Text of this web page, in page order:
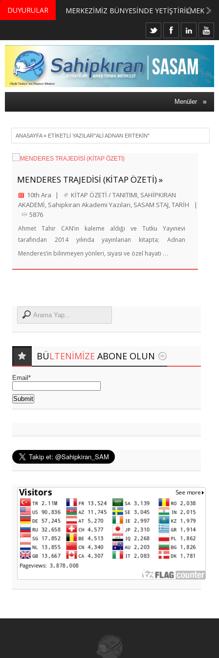
DUYURULAR MERKEZİMİZ BÜNYESİNDE YETİŞTİRİLMEK ÜZERE GÖNÜLLÜ ÜLKE MASASI UZMANI VE UZMAN ADAYLARI ARIYORUZ
Menüler ≡
ANASAYFA» ETIKETLI YAZILAR"ALI ADNAN ERTEKIN"
MENDERES TRAJEDİSİ (KİTAP ÖZETİ) »
10th Ara | KİTAP ÖZETİ / TANITIMI SAHİPKIRAN
AKADEMİ Sahipkıran Akademi Yazıları SASAM STAJ TARİH
|
5876
Ahmet Tahir CAN’ın kaleme aldığı ve Tutku Yayınevi
tarafından 2014 yılında yayınlanan kitapta; Adnan
Menderes’in bilinmeyen yönleri, siyasi ve özel hayatı …
BÜLTENIMIZE ABONE OLUN
Email*